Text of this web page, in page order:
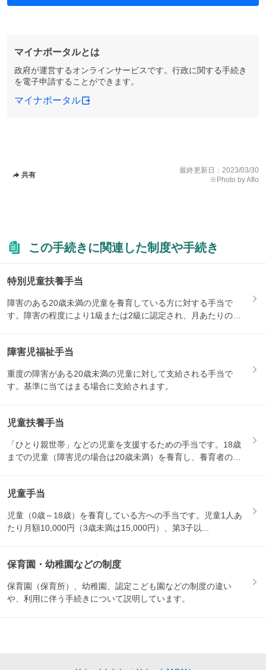
マイナポータルとは
政府が運営するオンラインサービスです。行政に関する手続き
を電子申請することができます。
マイナポータル
共有
最終更新日： 2023/03/30
※Photo by Aflo
この手続きに関連した制度や手続き
特別児童扶養手当
障害のある20歳未満の児童を養育している方に対する手当で
す。障害の程度により1級または2級に認定され、月あたりの支
障害児福祉手当
重度の障害がある20歳未満の児童に対して支給される手当で
す。基準に当てはまる場合に支給されます。
児童扶養手当
「ひとり親世帯」などの児童を支援するための手当です。18歳
までの児童（障害児の場合は20歳未満）を養育し、養育者の所
児童手当
児童（0歳～18歳）を養育している方への手当です。児童1人あ
たり月額10,000円（3歳未満は15,000円）、第3子以...
保育園・幼稚園などの制度
保育園（保育所）、幼稚園、認定こども園などの制度の違い
や、利用に伴う手続きについて説明しています。